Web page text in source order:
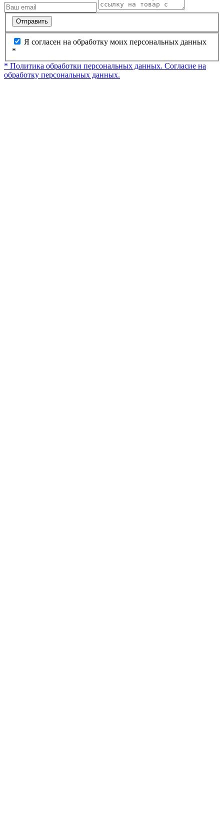
Отправить
Я согласен на обработку моих персональных данных
*
* Политика обработки персональных данных. Согласие на
обработку персональных данных.